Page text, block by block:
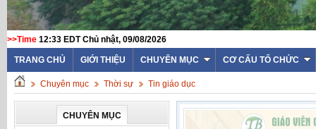
>>Time 12:33 EDT Chủ nhật, 09/08/2026
TRANG CHỦ GIỚI THIỆU CHUYÊN MỤC CƠ CẤU TỔ CHỨC
Chuyên mục Thời sự Tin giáo dục
CHUYÊN MỤC